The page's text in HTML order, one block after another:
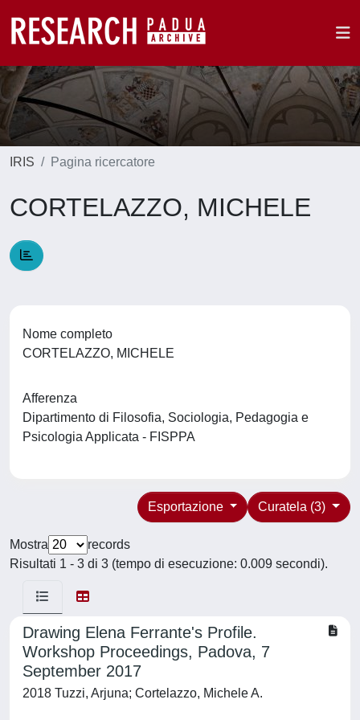
IRIS Pagina ricercatore
CORTELAZZO, MICHELE
Nome completo
CORTELAZZO, MICHELE
Afferenza
Dipartimento di Filosofia, Sociologia, Pedagogia e
Psicologia Applicata - FISPPA
Curatela (3)
Esportazione
Mostra
records
Risultati 1 - 3 di 3 (tempo di esecuzione: 0.009 secondi).
Drawing Elena Ferrante's Profile.
Workshop Proceedings, Padova, 7
September 2017
2018 Tuzzi, Arjuna; Cortelazzo, Michele A.